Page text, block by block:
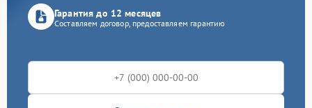
Гарантия до 12 месяцев
Составляем договор, предоставляем гарантию